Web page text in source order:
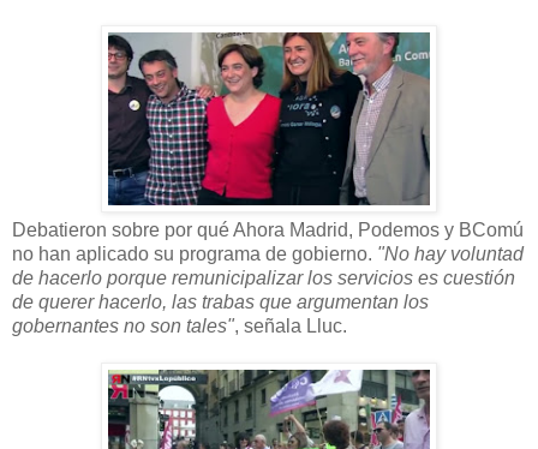
Debatieron sobre por qué Ahora Madrid, Podemos y BComú
no han aplicado su programa de gobierno. "No hay voluntad
de hacerlo porque remunicipalizar los servicios es cuestión
de querer hacerlo, las trabas que argumentan los
gobernantes no son tales", señala Lluc.